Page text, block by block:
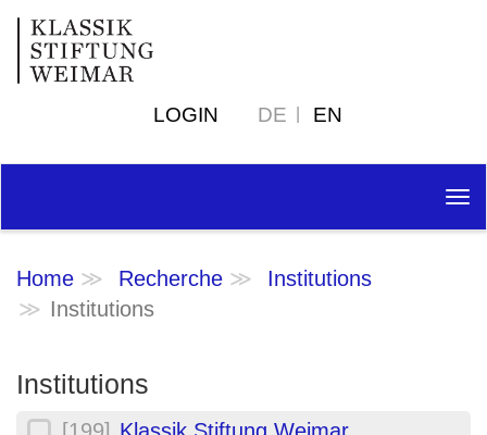
LOGIN DE EN
Home Recherche
Institutions
Institutions
Institutions